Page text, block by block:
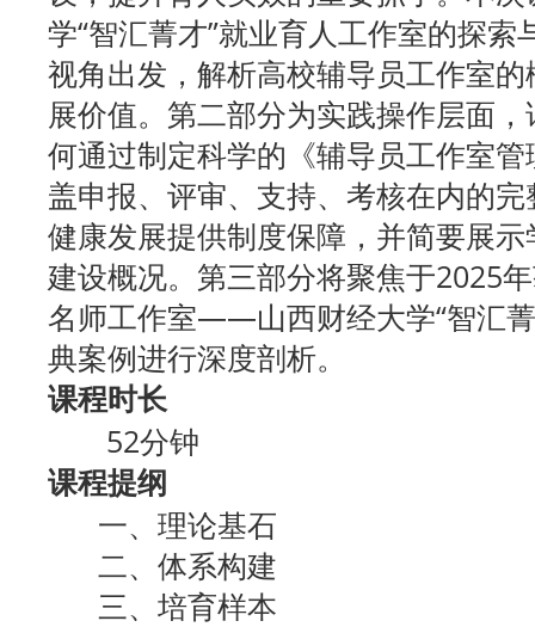
学“智汇菁才”就业育人工作室的探
视角出发，解析高校辅导员工作室
展价值。第二部分为实践操作层面
何通过制定科学的《辅导员工作室
盖申报、评审、支持、考核在内的
健康发展提供制度保障，并简要展
建设概况。第三部分将聚焦于2025
名师工作室——山西财经大学“智汇
典案例进行深度剖析。
课程时长
52分钟
课程提纲
一、理论基石
二、体系构建
三、培育样本